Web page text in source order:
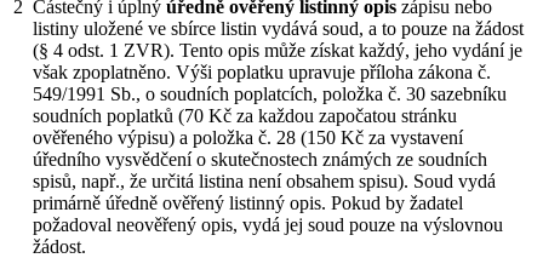
2 Částečný i úplný úředně ověřený listinný opis zápisu nebo
listiny uložené ve sbírce listin vydává soud, a to pouze na žádost
(§ 4 odst. 1 ZVR). Tento opis může získat každý, jeho vydání je
však zpoplatněno. Výši poplatku upravuje příloha zákona č.
549/1991 Sb., o soudních poplatcích, položka č. 30 sazebníku
soudních poplatků (70 Kč za každou započatou stránku
ověřeného výpisu) a položka č. 28 (150 Kč za vystavení
úředního vysvědčení o skutečnostech známých ze soudních
spisů, např., že určitá listina není obsahem spisu). Soud vydá
primárně úředně ověřený listinný opis. Pokud by žadatel
požadoval neověřený opis, vydá jej soud pouze na výslovnou
žádost.